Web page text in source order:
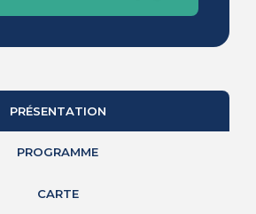
PRÉSENTATION
PROGRAMME
CARTE